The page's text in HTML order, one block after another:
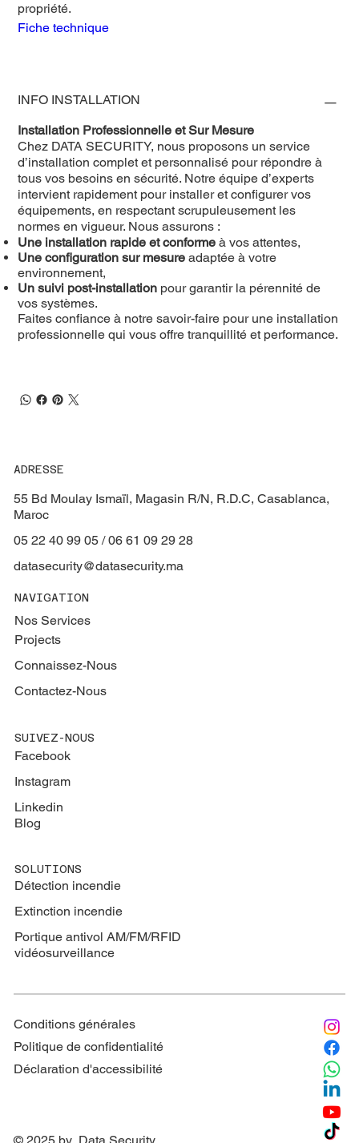
propriété.
Fiche technique
INFO INSTALLATION
Installation Professionnelle et Sur Mesure
Chez DATA SECURITY, nous proposons un service
d’installation complet et personnalisé pour répondre à
tous vos besoins en sécurité. Notre équipe d’experts
intervient rapidement pour installer et configurer vos
équipements, en respectant scrupuleusement les
normes en vigueur. Nous assurons :
Une installation rapide et conforme à vos attentes,
Une configuration sur mesure adaptée à votre
environnement,
Un suivi post-installation pour garantir la pérennité de
vos systèmes.
Faites confiance à notre savoir-faire pour une installation
professionnelle qui vous offre tranquillité et performance.
ADRESSE
55 Bd Moulay Ismaïl, Magasin R/N, R.D.C, Casablanca,
Maroc
05 22 40 99 05 / 06 61 09 29 28
datasecurity@datasecurity.ma
NAVIGATION
Nos Services
Projects
Connaissez-Nous
Contactez-Nous
SUIVEZ-NOUS
Facebook
Instagram
Linkedin
Blog
SOLUTIONS
Détection incendie
Extinction incendie
Portique antivol AM/FM/RFID
vidéosurveillance
Conditions générales
Politique de confidentialité
Déclaration d'accessibilité